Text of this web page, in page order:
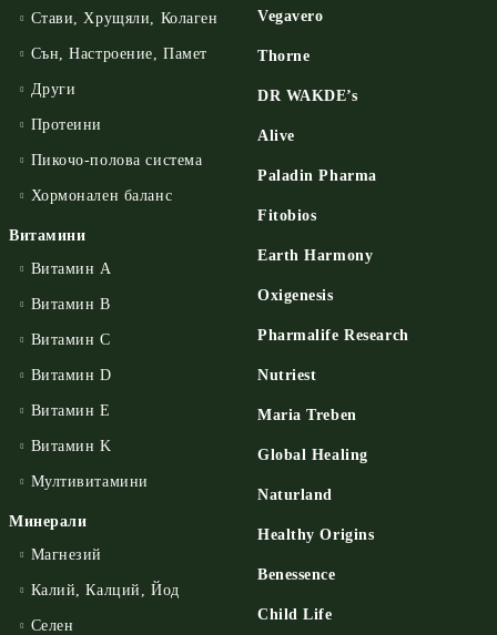
Стави, Хрущяли, Колаген
Сън, Настроение, Памет
Други
Протеини
Пикочо-полова система
Хормонален баланс
Витамини
Витамин А
Витамин B
Витамин C
Витамин D
Витамин E
Витамин K
Мултивитамини
Минерали
Магнезий
Калий, Калций, Йод
Селен
Vegavero
Thorne
DR WAKDE’s
Alive
Paladin Pharma
Fitobios
Earth Harmony
Oxigenesis
Pharmalife Research
Nutriest
Maria Treben
Global Healing
Naturland
Healthy Origins
Benessence
Child Life